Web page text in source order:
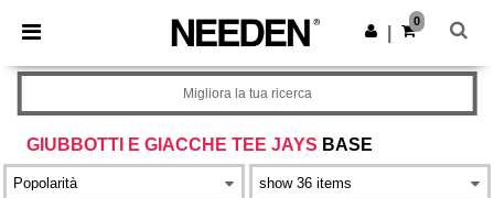
× App Needen
Prezzi migliori sull'app!
Scarica app
0
GIUBBOTTI E GIACCHE TEE JAYS BASE
Migliora la tua ricerca